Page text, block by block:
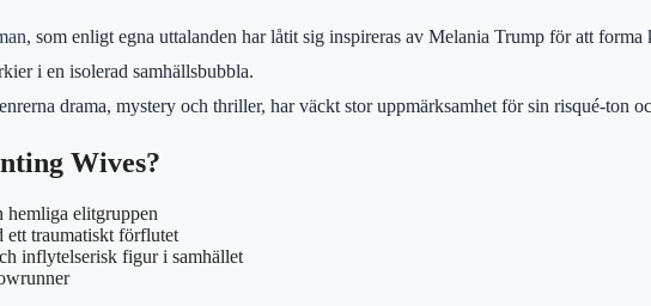
, som enligt egna uttalanden har låtit sig inspireras av Melania Trump för att
i en isolerad samhällsbubbla.
drama, mystery och thriller, har väckt stor uppmärksamhet för sin risqué-ton
Wives?
hemliga elitgruppen
ett traumatiskt förflutet
inflytelserisk figur i samhället